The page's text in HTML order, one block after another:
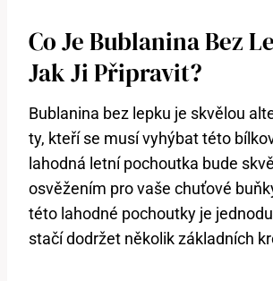
Co Je Bublanina Bez
Jak Ji Připravit?
Bublanina bez lepku je skvělou
ty, kteří se musí vyhýbat této
lahodná letní pochoutka bude
osvěžením pro vaše chuťové
této lahodné pochoutky je
stačí dodržet několik základních